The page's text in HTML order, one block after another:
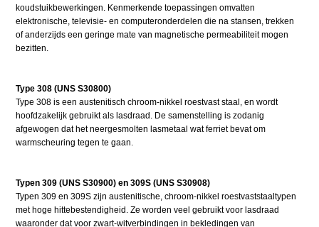
koudstuikbewerkingen. Kenmerkende toepassingen omvatten
elektronische, televisie- en computeronderdelen die na stansen, trekken
of anderzijds een geringe mate van magnetische permeabiliteit mogen
bezitten.
Type 308 (UNS S30800)
Type 308 is een austenitisch chroom-nikkel roestvast staal, en wordt
hoofdzakelijk gebruikt als lasdraad. De samenstelling is zodanig
afgewogen dat het neergesmolten lasmetaal wat ferriet bevat om
warmscheuring tegen te gaan.
Typen 309 (UNS S30900) en 309S (UNS S30908)
Typen 309 en 309S zijn austenitische, chroom-nikkel roestvaststaaltypen
met hoge hittebestendigheid. Ze worden veel gebruikt voor lasdraad
waaronder dat voor zwart-witverbindingen in bekledingen van